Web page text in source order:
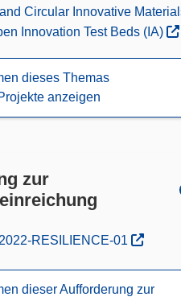
Circular Innovative
Innovation Test Beds (IA)
dieses Themas
anzeigen
zur
RESILIENCE-01
dieser Aufforderung zur